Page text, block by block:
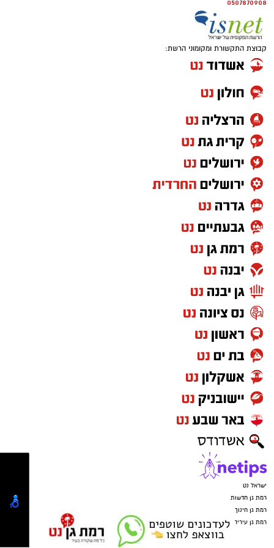
הצטרפו לקבוצת החדשות השקטה של רמת גן נט ב-
WhatsApp כל החדשות לחצו כאן
0507870908
קבוצת התקשורת ומקומוני הרשת:
ישראל נט
רמת גן חדשות
רמת גן חינוך
רמת גן עיריה